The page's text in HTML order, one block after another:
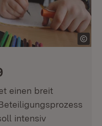
einen breit
intensiv